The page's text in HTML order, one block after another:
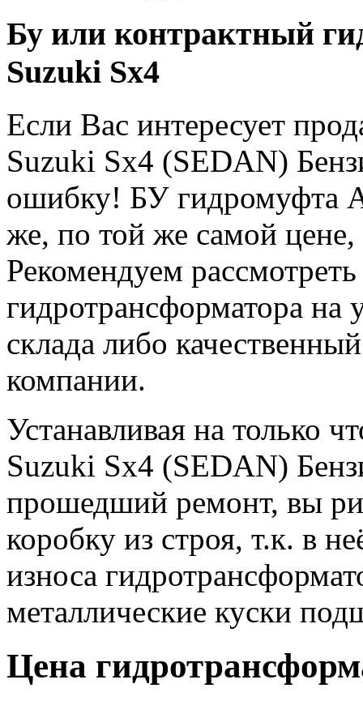
Бу или контрактный
Suzuki Sx4
Если Вас интересует
Suzuki Sx4 (SEDAN)
ошибку! БУ гидромуфта
же, по той же самой
Рекомендуем
гидротрансформатора на
склада либо
компании.
Устанавливая на только
Suzuki Sx4 (SEDAN)
прошедший ремонт, вы
коробку из строя, т.к. в
износа
металлические куски
Цена